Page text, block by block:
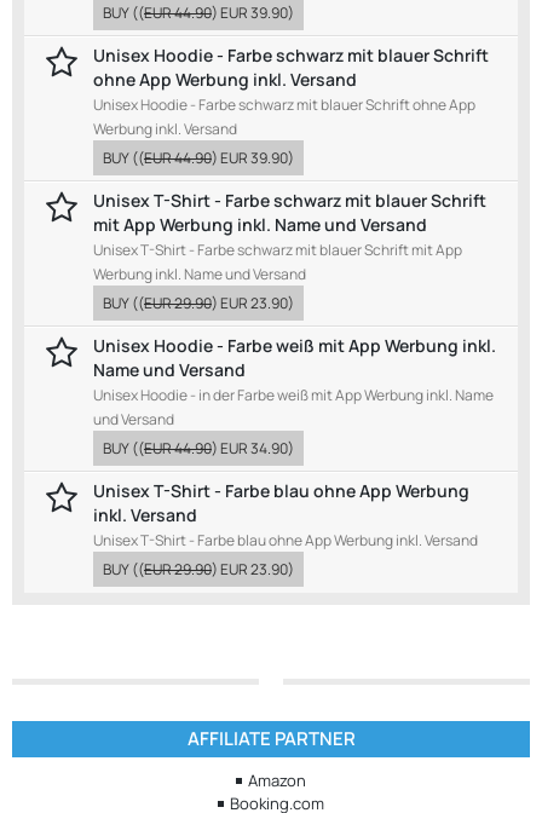
BUY((EUR 44.90)EUR 39.90)
Unisex Hoodie - Farbe schwarz mit blauer Schrift
ohne App Werbung inkl. Versand
Unisex Hoodie - Farbe schwarz mit blauer Schrift ohne App
Werbung inkl. Versand
BUY((EUR 44.90)EUR 39.90)
Unisex T-Shirt - Farbe schwarz mit blauer Schrift
mit App Werbung inkl. Name und Versand
Unisex T-Shirt - Farbe schwarz mit blauer Schrift mit App
Werbung inkl. Name und Versand
BUY((EUR 29.90)EUR 23.90)
Unisex Hoodie - Farbe weiß mit App Werbung inkl.
Name und Versand
Unisex Hoodie - in der Farbe weiß mit App Werbung inkl. Name
und Versand
BUY((EUR 44.90)EUR 34.90)
Unisex T-Shirt - Farbe blau ohne App Werbung
inkl. Versand
Unisex T-Shirt - Farbe blau ohne App Werbung inkl. Versand
BUY((EUR 29.90)EUR 23.90)
AFFILIATE PARTNER
Amazon
Booking.com